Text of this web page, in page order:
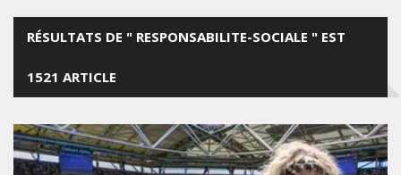
RÉSULTATS DE " RESPONSABILITE-SOCIALE " EST
1521 ARTICLE